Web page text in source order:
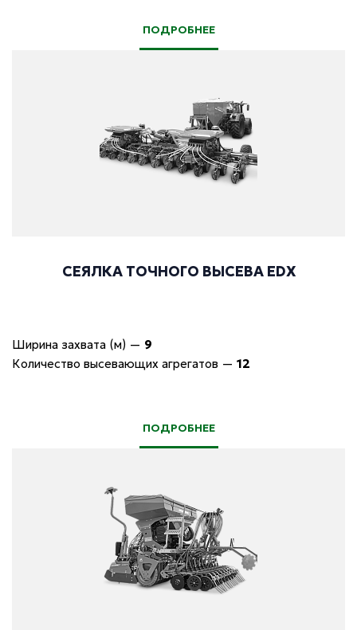
ПОДРОБНЕЕ
СЕЯЛКА ТОЧНОГО ВЫСЕВА EDX
Ширина захвата (м) — 9
Количество высевающих агрегатов — 12
ПОДРОБНЕЕ